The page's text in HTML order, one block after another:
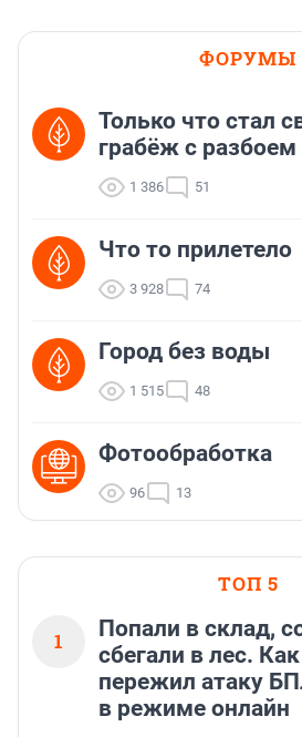
ФОРУМЫ
Только что стал
грабёж с разбоем
1 386 51
Что то прилетело
3 928 74
Город без воды
1 515 48
Фотообработка
96 13
ТОП 5
1
Попали в склад,
сбегали в лес.
пережил атаку
в режиме онлайн